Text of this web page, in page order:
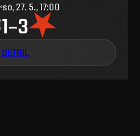
so, 27. 5., 17:00
1–3
DETAIL